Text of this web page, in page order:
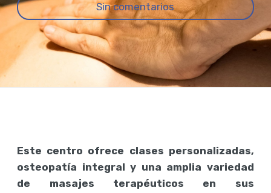
Sin comentarios
Este centro ofrece clases personalizadas,
osteopatía integral y una amplia variedad
de masajes terapéuticos en sus